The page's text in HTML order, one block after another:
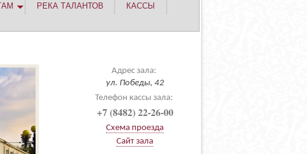
Адрес зала:
ул. Победы, 42
Телефон кассы зала:
+7 (8482) 22-26-00
Схема проезда
Сайт зала
РЕКА ТАЛАНТОВ
КАССЫ